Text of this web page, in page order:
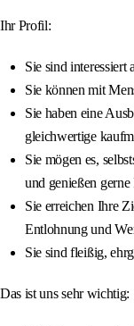
Ihr Profil:
Sie sind
Sie können mit
Sie haben eine
gleichwertige
Sie mögen es,
und genießen
Sie erreichen Ihre
Entlohnung und
Sie sind fleißig,
Das ist uns sehr wichtig: